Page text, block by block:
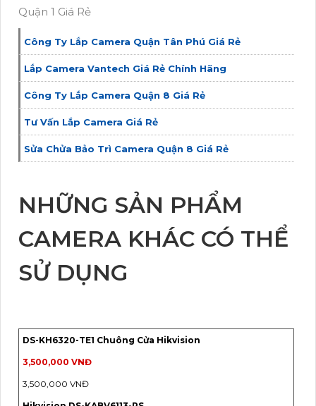
Quận 1 Giá Rẻ
Công Ty Lắp Camera Quận Tân Phú Giá Rẻ
Lắp Camera Vantech Giá Rẻ Chính Hãng
Công Ty Lắp Camera Quận 8 Giá Rẻ
Tư Vấn Lắp Camera Giá Rẻ
Sửa Chửa Bảo Trì Camera Quận 8 Giá Rẻ
NHỮNG SẢN PHẨM
CAMERA KHÁC CÓ THỂ
SỬ DỤNG
DS-KH6320-TE1 Chuông Cửa Hikvision
3,500,000 VNĐ
3,500,000 VNĐ